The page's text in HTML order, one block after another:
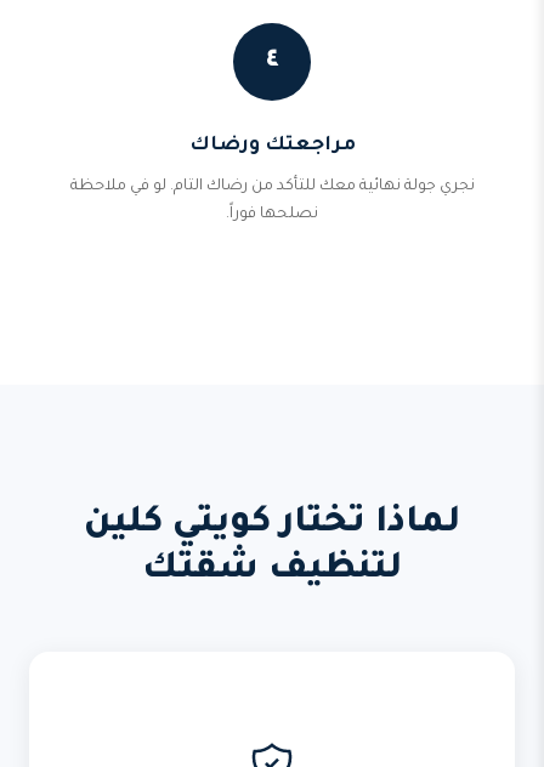
٤
مراجعتك ورضاك
نجري جولة نهائية معك للتأكد من رضاك التام. لو في ملاحظة
نصلحها فوراً.
لماذا تختار كويتي كلين
لتنظيف شقتك